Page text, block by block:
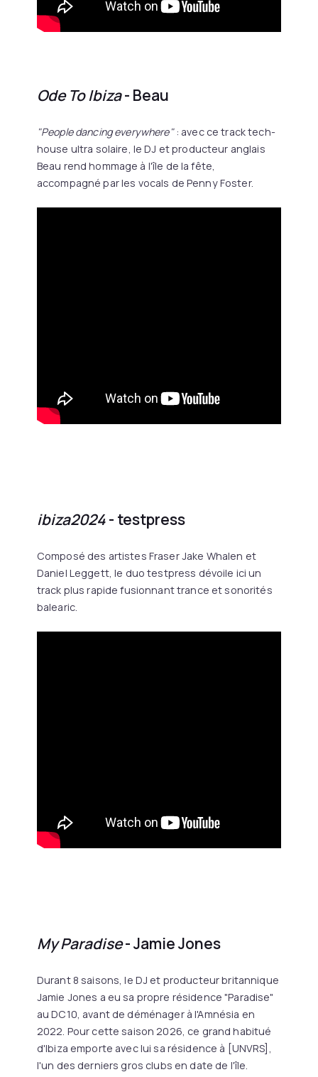
Ode To Ibiza- Beau
"People dancing everywhere": avec ce track tech-
house ultra solaire, le DJ et producteur anglais
Beau rend hommage à l'île de la fête,
accompagné par les vocals de Penny Foster.
ibiza2024- testpress
Composé des artistes Fraser Jake Whalen et
Daniel Leggett, le duo testpress dévoile ici un
track plus rapide fusionnant trance et sonorités
balearic.
My Paradise- Jamie Jones
Durant 8 saisons, le DJ et producteur britannique
Jamie Jones a eu sa propre résidence "Paradise"
au DC10, avant de déménager à l'Amnésia en
2022. Pour cette saison 2026, ce grand habitué
d'Ibiza emporte avec lui sa résidence à [UNVRS],
l'un des derniers gros clubs en date de l'île.